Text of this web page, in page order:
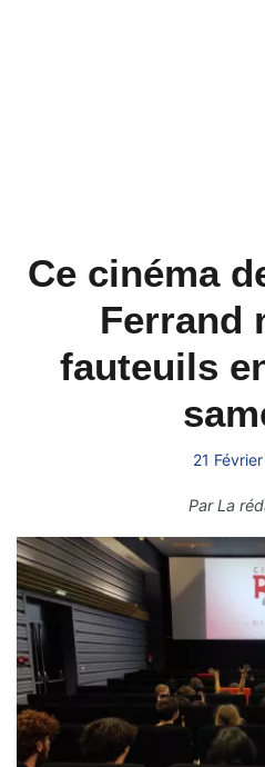
Ce cinéma
Ferrand
fauteuils
21
ParLa